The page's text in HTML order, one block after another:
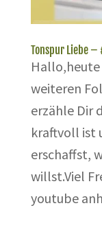
Tonspur Liebe –
weiteren
erzähle Dir
kraftvoll ist
erschaffst,
willst.Viel
youtube